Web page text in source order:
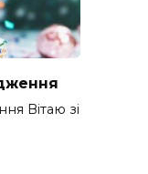
Вітаю зі